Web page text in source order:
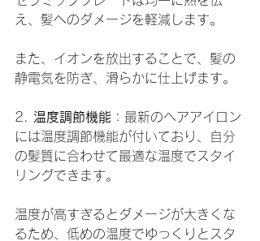
え、髪へのダメージを軽減します。
また、イオンを放出することで、髪の
静電気を防ぎ、滑らかに仕上げます。
2. 温度調節機能 ：最新のヘアアイロン
には温度調節機能が付いており、自分
の髪質に合わせて最適な温度でスタイ
リングできます。
温度が高すぎるとダメージが大きくな
るため、低めの温度でゆっくりとスタ